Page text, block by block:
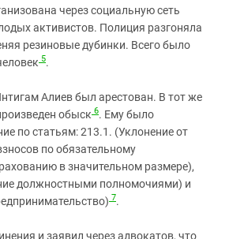
через социальную сеть
активистов. Полиция разгоняла
резиновые дубинки. Всего было
5.
Алиев был арестован. В тот же
обыск 6. Ему было
по статьям: 213.1. (Уклонение от
по обязательному
в значительном размере),
должностными полномочиями) и
7.
и заявил через адвокатов, что